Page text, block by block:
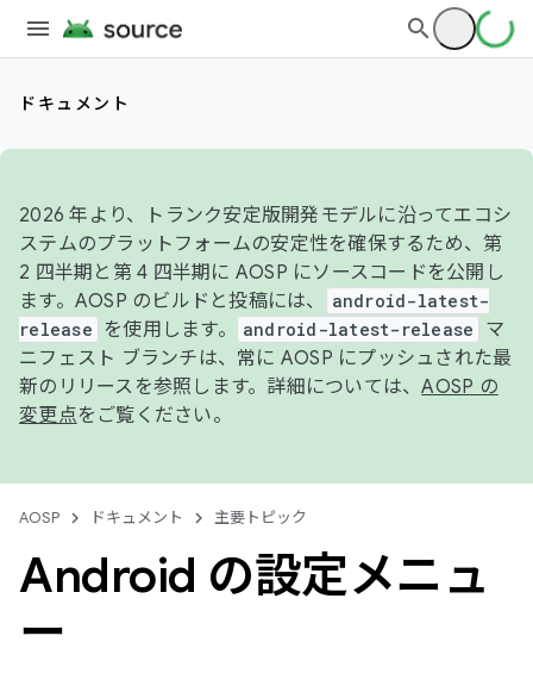
ドキュメント
2026 年より、トランク安定版開発モデルに沿ってエコシ
ステムのプラットフォームの安定性を確保するため、第
2 四半期と第 4 四半期に AOSP にソースコードを公開し
ます。AOSP のビルドと投稿には、
android-latest-
release
を使用します。 android-latest-release
マ
ニフェスト ブランチは、常に AOSP にプッシュされた最
新のリリースを参照します。詳細については、AOSP の
変更点をご覧ください。
AOSP ドキュメント 主要トピック
Android の設定メニュ
ー